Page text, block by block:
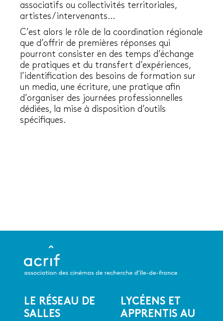
associatifs ou collectivités territoriales,
artistes/ intervenants…
C’est alors le rôle de la coordination régionale
que d’offrir de premières réponses qui
pourront consister en des temps d’échange
de pratiques et du transfert d’expériences,
l’identification des besoins de formation sur
un media, une écriture, une pratique afin
d’organiser des journées professionnelles
dédiées, la mise à disposition d’outils
spécifiques.
Menu
LE RÉSEAU DE
SALLES
LYCÉENS ET
APPRENTIS AU